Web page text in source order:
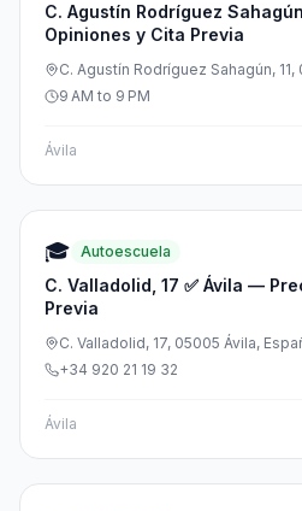
C. Agustín Rodríguez
Opiniones y Cita Previa
C. Agustín Rodríguez Sahagún,
9 AM to 9 PM
Ávila
🎓 Autoescuela
C. Valladolid, 17 ✅ Ávila —
Previa
C. Valladolid, 17, 05005 Ávila,
+34 920 21 19 32
Ávila